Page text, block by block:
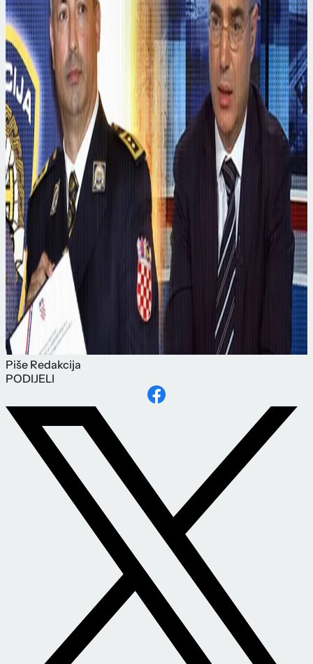
Piše Redakcija
PODIJELI